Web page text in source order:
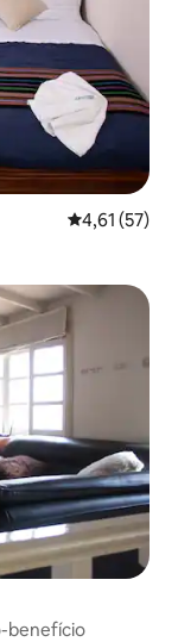
4,61 de uma
4,61 (57)
benefício